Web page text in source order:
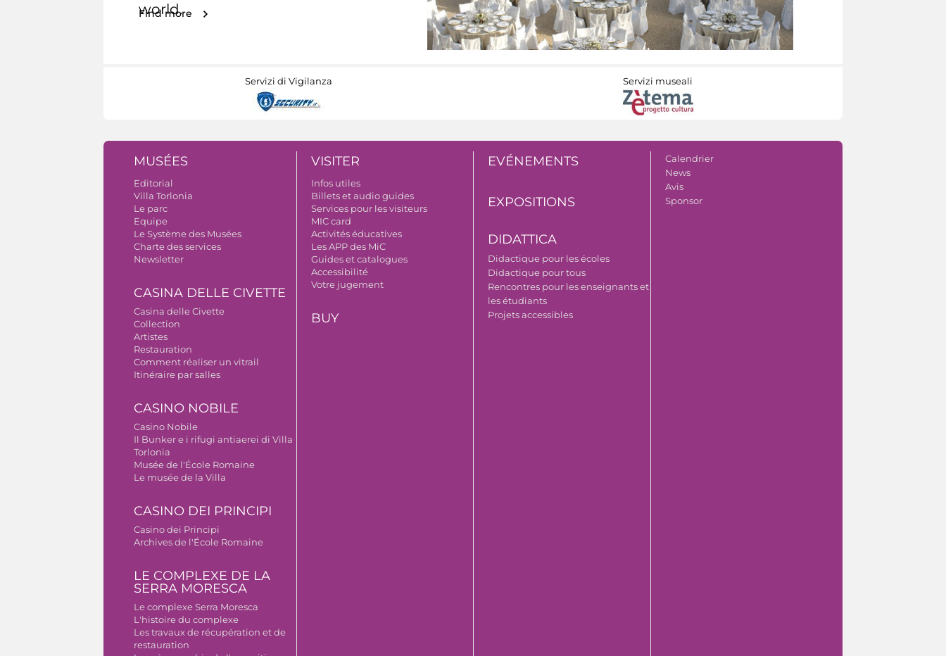
world.
Find more
Servizi di Vigilanza Servizi museali
MUSÉES
Editorial
Villa Torlonia
Le parc
Equipe
Le Système des Musées
Charte des services
Newsletter
CASINA DELLE CIVETTE
Casina delle Civette
Collection
Artistes
Restauration
Comment réaliser un vitrail
Itinéraire par salles
CASINO NOBILE
Casino Nobile
Il Bunker e i rifugi antiaerei di Villa
Torlonia
Musée de l'École Romaine
Le musée de la Villa
CASINO DEI PRINCIPI
Casino dei Principi
Archives de l'École Romaine
LE COMPLEXE DE LA
SERRA MORESCA
Le complexe Serra Moresca
L'histoire du complexe
Les travaux de récupération et de
restauration
VISITER
Infos utiles
Billets et audio guides
Services pour les visiteurs
MIC card
Activités éducatives
Les APP des MiC
Guides et catalogues
Accessibilité
Votre jugement
BUY
EVÉNEMENTS
EXPOSITIONS
DIDATTICA
Didactique pour les écoles
Didactique pour tous
Rencontres pour les enseignants et
les étudiants
Projets accessibles
Calendrier
News
Avis
Sponsor